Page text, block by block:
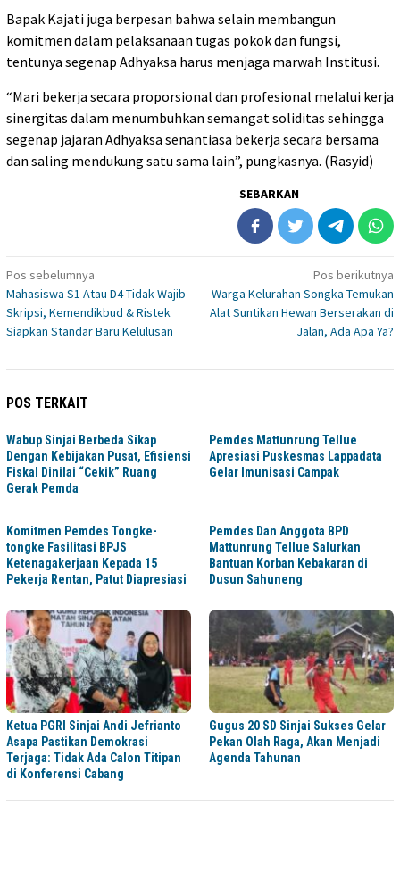
Bapak Kajati juga berpesan bahwa selain membangun
komitmen dalam pelaksanaan tugas pokok dan fungsi,
tentunya segenap Adhyaksa harus menjaga marwah Institusi.
“Mari bekerja secara proporsional dan profesional melalui kerja
sinergitas dalam menumbuhkan semangat soliditas sehingga
segenap jajaran Adhyaksa senantiasa bekerja secara bersama
dan saling mendukung satu sama lain”, pungkasnya. (Rasyid)
SEBARKAN
Navigasi
pos
Pos sebelumnya
Mahasiswa S1 Atau D4 Tidak Wajib
Skripsi, Kemendikbud & Ristek
Siapkan Standar Baru Kelulusan
Pos berikutnya
Warga Kelurahan Songka Temukan
Alat Suntikan Hewan Berserakan di
Jalan, Ada Apa Ya?
POS TERKAIT
Wabup Sinjai Berbeda Sikap
Dengan Kebijakan Pusat, Efisiensi
Fiskal Dinilai “Cekik” Ruang
Gerak Pemda
Pemdes Mattunrung Tellue
Apresiasi Puskesmas Lappadata
Gelar Imunisasi Campak
Komitmen Pemdes Tongke-
tongke Fasilitasi BPJS
Ketenagakerjaan Kepada 15
Pekerja Rentan, Patut Diapresiasi
Pemdes Dan Anggota BPD
Mattunrung Tellue Salurkan
Bantuan Korban Kebakaran di
Dusun Sahuneng
Ketua PGRI Sinjai Andi Jefrianto
Asapa Pastikan Demokrasi
Terjaga: Tidak Ada Calon Titipan
di Konferensi Cabang
Gugus 20 SD Sinjai Sukses Gelar
Pekan Olah Raga, Akan Menjadi
Agenda Tahunan